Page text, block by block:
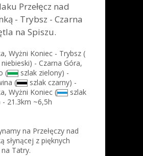
Przełęcz nad
- Trybsz - Czarna
na Spiszu.
Wyżni Koniec - Trybsz (
niebieski) - Czarna Góra,
(
szlak zielony) -
(
szlak czarny) -
Wyżni Koniec (
szlak
- 21.3km ~6,5h
na Przełęczy nad
słynącej z pięknych
Tatry.